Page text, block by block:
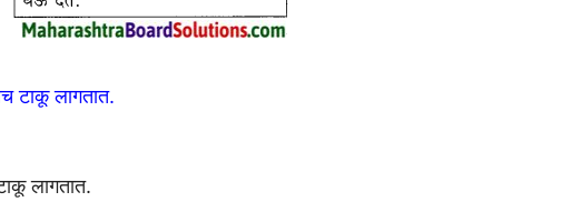
टाकू लागतात.
लागतात.